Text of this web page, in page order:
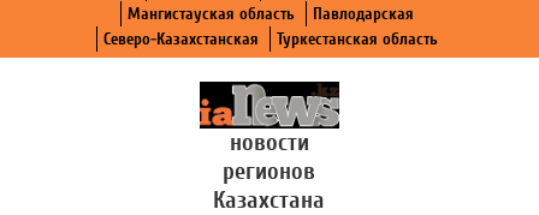
Мангистауская область
Павлодарская
Северо-Казахстанская
Туркестанская область
новости
регионов
Казахстана